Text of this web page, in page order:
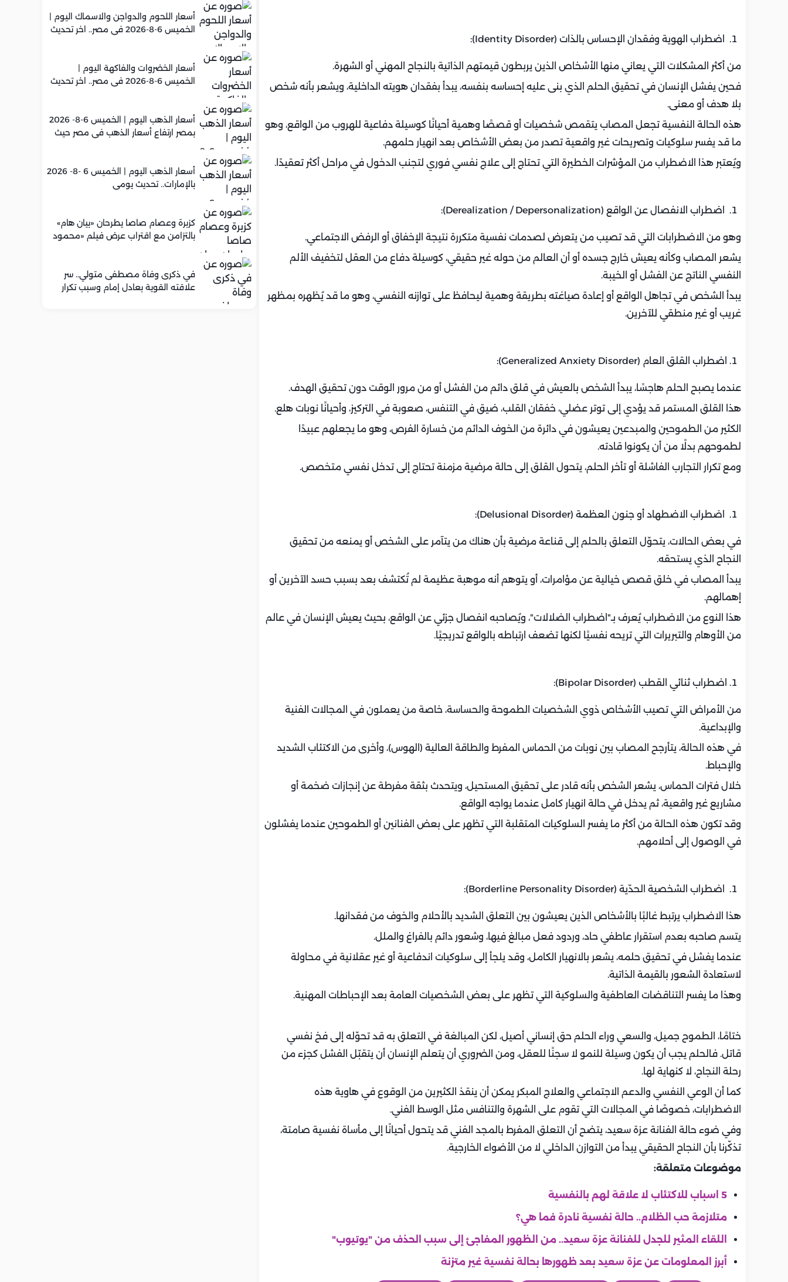
اضطراب الهوية وفقدان الإحساس بالذات (Identity Disorder):
من أكثر المشكلات التي يعاني منها الأشخاص الذين يربطون قيمتهم الذاتية بالنجاح المهني أو الشهرة.
فحين يفشل الإنسان في تحقيق الحلم الذي بنى عليه إحساسه بنفسه، يبدأ بفقدان هويته الداخلية، ويشعر بأنه شخص
بلا هدف أو معنى.
هذه الحالة النفسية تجعل المصاب يتقمص شخصيات أو قصصًا وهمية أحيانًا كوسيلة دفاعية للهروب من الواقع، وهو
ما قد يفسر سلوكيات وتصريحات غير واقعية تصدر من بعض الأشخاص بعد انهيار حلمهم.
ويُعتبر هذا الاضطراب من المؤشرات الخطيرة التي تحتاج إلى علاج نفسي فوري لتجنب الدخول في مراحل أكثر تعقيدًا.
اضطراب الانفصال عن الواقع (Derealization / Depersonalization):
وهو من الاضطرابات التي قد تصيب من يتعرض لصدمات نفسية متكررة نتيجة الإخفاق أو الرفض الاجتماعي.
يشعر المصاب وكأنه يعيش خارج جسده أو أن العالم من حوله غير حقيقي، كوسيلة دفاع من العقل لتخفيف الألم
النفسي الناتج عن الفشل أو الخيبة.
يبدأ الشخص في تجاهل الواقع أو إعادة صياغته بطريقة وهمية ليحافظ على توازنه النفسي، وهو ما قد يُظهره بمظهر
غريب أو غير منطقي للآخرين.
اضطراب القلق العام (Generalized Anxiety Disorder):
عندما يصبح الحلم هاجسًا، يبدأ الشخص بالعيش في قلق دائم من الفشل أو من مرور الوقت دون تحقيق الهدف.
هذا القلق المستمر قد يؤدي إلى توتر عضلي، خفقان القلب، ضيق في التنفس، صعوبة في التركيز، وأحيانًا نوبات هلع.
الكثير من الطموحين والمبدعين يعيشون في دائرة من الخوف الدائم من خسارة الفرص، وهو ما يجعلهم عبيدًا
لطموحهم بدلًا من أن يكونوا قادته.
ومع تكرار التجارب الفاشلة أو تأخر الحلم، يتحول القلق إلى حالة مرضية مزمنة تحتاج إلى تدخل نفسي متخصص.
اضطراب الاضطهاد أو جنون العظمة (Delusional Disorder):
في بعض الحالات، يتحوّل التعلق بالحلم إلى قناعة مرضية بأن هناك من يتآمر على الشخص أو يمنعه من تحقيق
النجاح الذي يستحقه.
يبدأ المصاب في خلق قصص خيالية عن مؤامرات، أو يتوهم أنه موهبة عظيمة لم تُكتشف بعد بسبب حسد الآخرين أو
إهمالهم.
هذا النوع من الاضطراب يُعرف بـ"اضطراب الضلالات"، ويُصاحبه انفصال جزئي عن الواقع، بحيث يعيش الإنسان في عالم
من الأوهام والتبريرات التي تريحه نفسيًا لكنها تضعف ارتباطه بالواقع تدريجيًا.
اضطراب ثنائي القطب (Bipolar Disorder):
من الأمراض التي تصيب الأشخاص ذوي الشخصيات الطموحة والحساسة، خاصة من يعملون في المجالات الفنية
والإبداعية.
في هذه الحالة، يتأرجح المصاب بين نوبات من الحماس المفرط والطاقة العالية (الهوس)، وأخرى من الاكتئاب الشديد
والإحباط.
خلال فترات الحماس، يشعر الشخص بأنه قادر على تحقيق المستحيل، ويتحدث بثقة مفرطة عن إنجازات ضخمة أو
مشاريع غير واقعية، ثم يدخل في حالة انهيار كامل عندما يواجه الواقع.
وقد تكون هذه الحالة من أكثر ما يفسر السلوكيات المتقلبة التي تظهر على بعض الفنانين أو الطموحين عندما يفشلون
في الوصول إلى أحلامهم.
اضطراب الشخصية الحدّية (Borderline Personality Disorder):
هذا الاضطراب يرتبط غالبًا بالأشخاص الذين يعيشون بين التعلق الشديد بالأحلام والخوف من فقدانها.
يتسم صاحبه بعدم استقرار عاطفي حاد، وردود فعل مبالغ فيها، وشعور دائم بالفراغ والملل.
عندما يفشل في تحقيق حلمه، يشعر بالانهيار الكامل، وقد يلجأ إلى سلوكيات اندفاعية أو غير عقلانية في محاولة
لاستعادة الشعور بالقيمة الذاتية.
وهذا ما يفسر التناقضات العاطفية والسلوكية التي تظهر على بعض الشخصيات العامة بعد الإحباطات المهنية.
ختامًا، الطموح جميل، والسعي وراء الحلم حق إنساني أصيل، لكن المبالغة في التعلق به قد تحوّله إلى فخ نفسي
قاتل. فالحلم يجب أن يكون وسيلة للنمو لا سجنًا للعقل، ومن الضروري أن يتعلم الإنسان أن يتقبّل الفشل كجزء من
رحلة النجاح، لا كنهاية لها.
كما أن الوعي النفسي والدعم الاجتماعي والعلاج المبكر يمكن أن ينقذ الكثيرين من الوقوع في هاوية هذه
الاضطرابات، خصوصًا في المجالات التي تقوم على الشهرة والتنافس مثل الوسط الفني.
وفي ضوء حالة الفنانة عزة سعيد، يتضح أن التعلق المفرط بالمجد الفني قد يتحول أحيانًا إلى مأساة نفسية صامتة،
تذكّرنا بأن النجاح الحقيقي يبدأ من التوازن الداخلي لا من الأضواء الخارجية.
موضوعات متعلقة:
5 اسباب للاكتئاب لا علاقة لهم بالنفسية
متلازمة حب الظلام.. حالة نفسية نادرة فما هي؟
اللقاء المثير للجدل للفنانة عزة سعيد.. من الظهور المفاجئ إلى سبب الحذف من "يوتيوب"
أبرز المعلومات عن عزة سعيد بعد ظهورها بحالة نفسية غير متزنة
أسعار اللحوم والدواجن والاسماك اليوم |
الخميس 6-8-2026 في مصر.. اخر تحديث
أسعار الخضروات والفاكهة اليوم |
الخميس 6-8-2026 في مصر.. اخر تحديث
أسعار الذهب اليوم | الخميس 6-8- 2026
بمصر ارتفاع أسعار الذهب في مصر حيث
أسعار الذهب اليوم | الخميس 6 -8- 2026
بالإمارات.. تحديث يومي
كزبرة وعصام صاصا يطرحان «بيان هام»
بالتزامن مع اقتراب عرض فيلم «محمود
في ذكرى وفاة مصطفى متولي.. سر
علاقته القوية بعادل إمام وسبب تكرار